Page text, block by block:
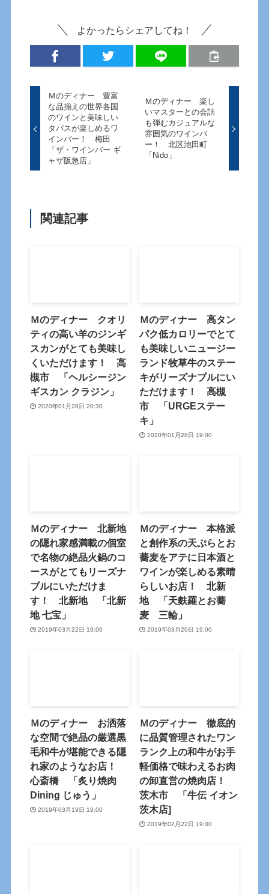
よかったらシェアしてね！
Ｍのディナー 豊富
な品揃えの世界各国
のワインと美味しい
タパスが楽しめるワ
インバー！ 梅田
「ザ・ワインバー ギ
ャザ阪急店」
Ｍのディナー 楽し
いマスターとの会話
も弾むカジュアルな
雰囲気のワインバ
ー！ 北区池田町
「Nido」
関連記事
Ｍのディナー クオリ
ティの高い羊のジンギ
スカンがとても美味し
くいただけます！ 高
槻市 「ヘルシージン
ギスカン クラジン」
2020年01月28日 20:30
Ｍのディナー 高タン
パク低カロリーでとて
も美味しいニュージー
ランド牧草牛のステー
キがリーズナブルにい
ただけます！ 高槻
市 「URGEステー
キ」
2020年01月28日 19:00
Ｍのディナー 北新地
の隠れ家感満載の個室
で名物の絶品火鍋のコ
ースがとてもリーズナ
ブルにいただけま
す！ 北新地 「北新
地 七宝」
2019年03月22日 19:00
Ｍのディナー 本格派
と創作系の天ぷらとお
蕎麦をアテに日本酒と
ワインが楽しめる素晴
らしいお店！ 北新
地 「天麩羅とお蕎
麦 三輪」
2019年03月20日 19:00
Ｍのディナー お洒落
な空間で絶品の厳選黒
毛和牛が堪能できる隠
れ家のようなお店！
心斎橋 「炙り焼肉
Dining じゅう」
2019年03月19日 19:00
Ｍのディナー 徹底的
に品質管理されたワン
ランク上の和牛がお手
軽価格で味わえるお肉
の卸直営の焼肉店！
茨木市 「牛伝 イオン
茨木店]
2019年02月22日 19:00